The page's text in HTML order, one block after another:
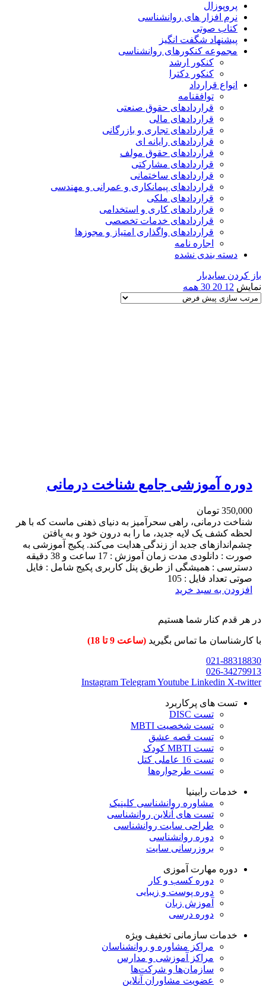
پروپوزال
نرم افزار های روانشناسی
کتاب صوتی
پیشنهاد شگفت انگیز
مجموعه کنکورهای روانشناسی
کنکور ارشد
کنکور دکترا
انواع قرارداد
توافقنامه
قراردادهای حقوق صنعتی
قراردادهای مالی
قراردادهای تجاری و بازرگانی
قراردادهای رایانه ای
قراردادهای حقوق مولف
قراردادهای مشارکتی
قراردادهای ساختمانی
قراردادهای پیمانکاری و عمرانی و مهندسی
قراردادهای ملکی
قراردادهای کاری و استخدامی
قراردادهای خدمات تخصصی
قراردادهای واگذاری امتیاز و مجوزها
اجاره نامه
دسته بندی نشده
باز کردن سایدبار
نمایش 12
20
30 همه
دوره آموزشی جامع شناخت درمانی
350,000 تومان
شناخت درمانی، راهی سحرآمیز به دنیای ذهنی ماست که با هر
لحظه کشف یک لایه جدید، ما را به درون خود و به یافتن
چشم‌اندازهای جدید از زندگی هدایت می‌کند. پکیج آموزشی به
صورت : دانلودی مدت زمان آموزش : 17 ساعت و 38 دقیقه
دسترسی : همیشگی از طریق پنل کاربری پکیج شامل : فایل
صوتی تعداد فایل : 105
افزودن به سبد خرید
در هر قدم کنار شما هستیم
با کارشناسان ما تماس بگیرید (ساعت 9 تا 18)
021-88318830
026-34279913
Instagram TelegramYoutube Linkedin X-twitter
تست های پرکاربرد
تست DISC
تست شخصیت MBTI
تست قصه عشق
تست MBTI کودک
تست 16 عاملی کتل
تست طرحواره‌ها
خدمات رابینیا
مشاوره روانشناسی کلینیک
تست های آنلاین روانشناسی
طراحی سایت روانشناسی
دوره روانشناسی
بروزرسانی سایت
دوره مهارت آموزی
دوره کسب و کار
دوره پوست و زیبایی
آموزش زبان
دوره درسی
خدمات سازمانی تخفیف ویژه
مراکز مشاوره و روانشناسان
مراکز آموزشی و مدارس
سازمان‌ها و شرکت‌ها
عضویت مشاوران آنلاین